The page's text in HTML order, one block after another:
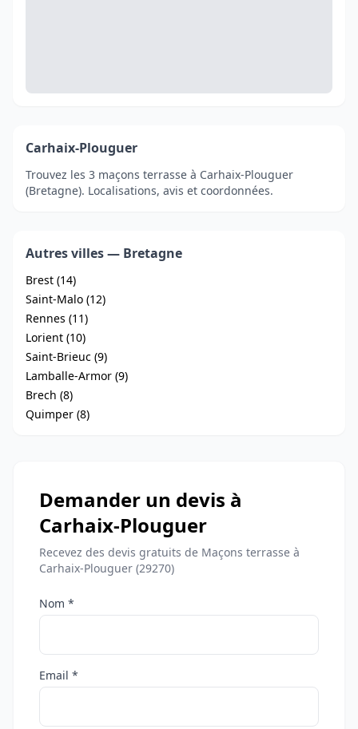
Carhaix-Plouguer
Trouvez les 3 maçons terrasse à Carhaix-Plouguer
(Bretagne). Localisations, avis et coordonnées.
Autres villes — Bretagne
Brest (14)
Saint-Malo (12)
Rennes (11)
Lorient (10)
Saint-Brieuc (9)
Lamballe-Armor (9)
Brech (8)
Quimper (8)
Demander un devis à
Carhaix-Plouguer
Recevez des devis gratuits de Maçons terrasse à
Carhaix-Plouguer (29270)
Nom *
Email *